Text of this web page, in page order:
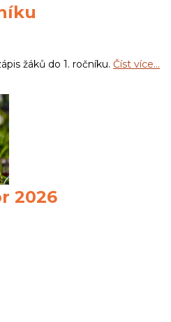
žáků do 1. ročníku. Číst více…
2026